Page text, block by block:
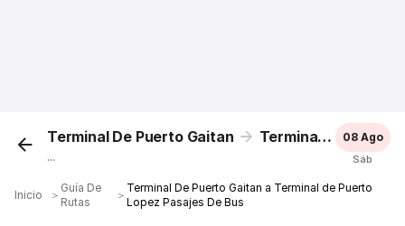
Terminal De Puerto Gaitan Terminal de Puerto Lopez
...
08 Ago
Sáb
Inicio ＞
Guía De
Rutas
＞
Terminal De Puerto Gaitan a Terminal de Puerto
Lopez Pasajes De Bus